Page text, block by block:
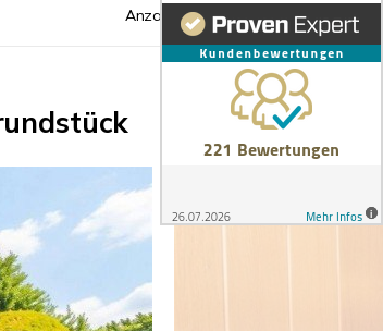
Anzahl der Objekte:9 | 88